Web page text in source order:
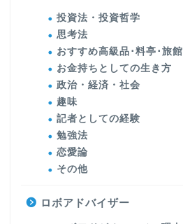
投資法・投資哲学
思考法
おすすめ高級品･料亭･旅館
お金持ちとしての生き方
政治・経済・社会
趣味
記者としての経験
勉強法
恋愛論
その他
ロボアドバイザー